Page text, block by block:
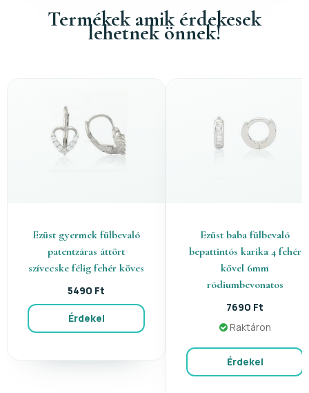
Termékek amik érdekesek
lehetnek önnek!
Ezüst gyermek fülbevaló
patentzáras áttört
szívecske félig fehér köves
5490 Ft
Érdekel
Ezüst baba fülbevaló
bepattintós karika 4 fehér
kővel 6mm
ródiumbevonatos
7690 Ft
Raktáron
Érdekel